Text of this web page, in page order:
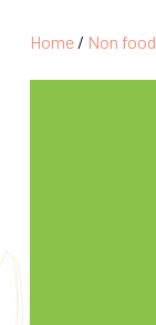
Home / Non food